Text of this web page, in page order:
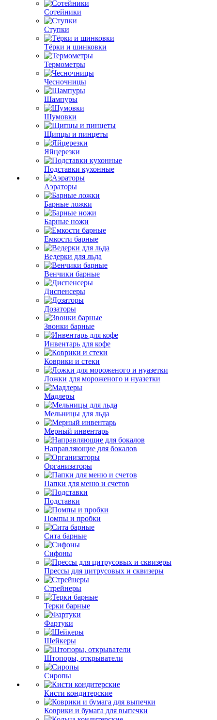
Сотейники
Ступки
Тёрки и шинковки
Термометры
Чесночницы
Шампуры
Шумовки
Щипцы и пинцеты
Яйцерезки
Подставки кухонные
Аэраторы
Барные ложки
Барные ножи
Емкости барные
Ведерки для льда
Венчики барные
Диспенсеры
Дозаторы
Звонки барные
Инвентарь для кофе
Коврики и стеки
Ложки для мороженого и нуазетки
Мадлеры
Мельницы для льда
Мерный инвентарь
Направляющие для бокалов
Организаторы
Папки для меню и счетов
Подставки
Помпы и пробки
Сита барные
Сифоны
Прессы для цитрусовых и сквизеры
Стрейнеры
Терки барные
Фартуки
Шейкеры
Штопоры, открыватели
Сиропы
Кисти кондитерские
Коврики и бумага для выпечки